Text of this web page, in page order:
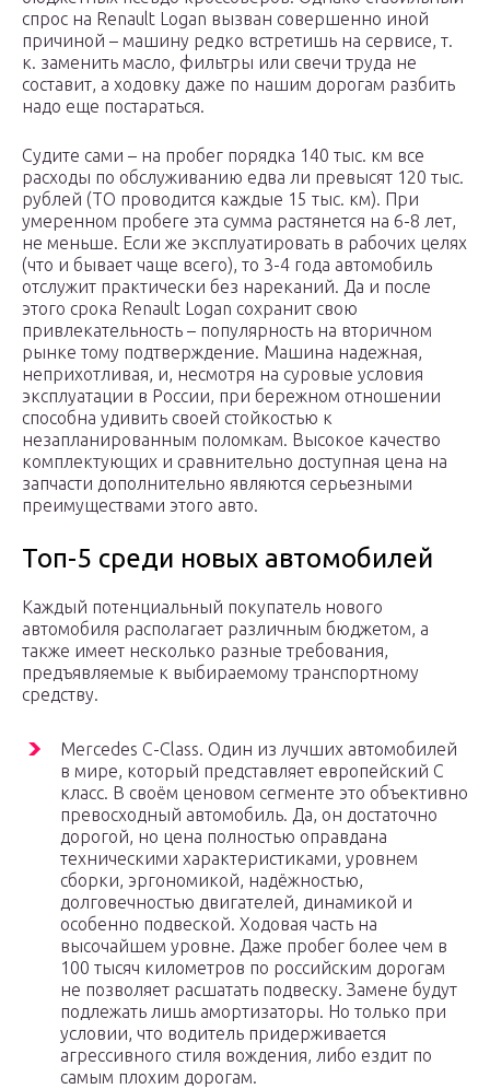
спрос на Renault Logan вызван совершенно иной
причиной – машину редко встретишь на сервисе, т.
к. заменить масло, фильтры или свечи труда не
составит, а ходовку даже по нашим дорогам разбить
надо еще постараться.
Судите сами – на пробег порядка 140 тыс. км все
расходы по обслуживанию едва ли превысят 120 тыс.
рублей (ТО проводится каждые 15 тыс. км). При
умеренном пробеге эта сумма растянется на 6-8 лет,
не меньше. Если же эксплуатировать в рабочих целях
(что и бывает чаще всего), то 3-4 года автомобиль
отслужит практически без нареканий. Да и после
этого срока Renault Logan сохранит свою
привлекательность – популярность на вторичном
рынке тому подтверждение. Машина надежная,
неприхотливая, и, несмотря на суровые условия
эксплуатации в России, при бережном отношении
способна удивить своей стойкостью к
незапланированным поломкам. Высокое качество
комплектующих и сравнительно доступная цена на
запчасти дополнительно являются серьезными
преимуществами этого авто.
Топ-5 среди новых автомобилей
Каждый потенциальный покупатель нового
автомобиля располагает различным бюджетом, а
также имеет несколько разные требования,
предъявляемые к выбираемому транспортному
средству.
Mercedes C-Class. Один из лучших автомобилей
в мире, который представляет европейский C
класс. В своём ценовом сегменте это объективно
превосходный автомобиль. Да, он достаточно
дорогой, но цена полностью оправдана
техническими характеристиками, уровнем
сборки, эргономикой, надёжностью,
долговечностью двигателей, динамикой и
особенно подвеской. Ходовая часть на
высочайшем уровне. Даже пробег более чем в
100 тысяч километров по российским дорогам
не позволяет расшатать подвеску. Замене будут
подлежать лишь амортизаторы. Но только при
условии, что водитель придерживается
агрессивного стиля вождения, либо ездит по
самым плохим дорогам.